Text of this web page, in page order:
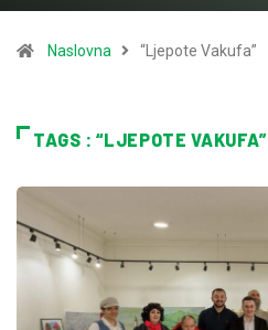
Naslovna “Ljepote Vakufa”
TAGS : “LJEPOTE VAKUFA”